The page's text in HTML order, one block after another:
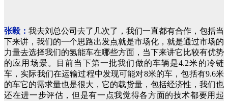
张毅： 我去刘总公司去了几次了，我们一直都有合作，包括当
下来讲，我们的一个思路出发点就是市场化，就是通过市场的
力量去选择我们的氢能车在哪些方面，当下来讲它比较有优势
的应用场景。目前当下第一批我们做的车辆是4.2米的冷链
车，实际我们在运输过程中发现可能对8米的车，包括有9.6米
的车它的需求量也是很大，它的载货量，包括经济性，我们也
还在进一步评估，但是有一点我觉得各方面的技术都要用起